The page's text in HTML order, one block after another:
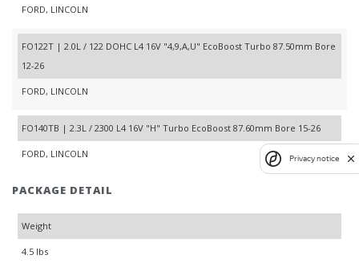
FORD, LINCOLN
FO122T | 2.0L / 122 DOHC L4 16V "4,9,A,U" EcoBoost Turbo 87.50mm Bore
12-26
FORD, LINCOLN
FO140TB | 2.3L / 2300 L4 16V "H" Turbo EcoBoost 87.60mm Bore 15-26
FORD, LINCOLN
PACKAGE DETAIL
Weight
4.5 lbs
Privacy notice